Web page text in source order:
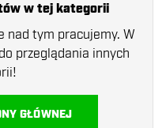
w tej kategorii
nad tym pracujemy. W
przeglądania innych
GŁÓWNEJ